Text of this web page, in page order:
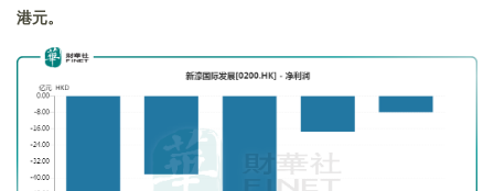
港元。